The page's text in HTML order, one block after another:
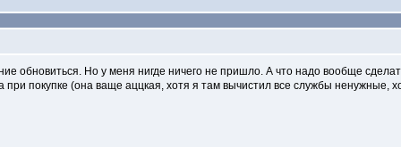
обновиться. Но у меня нигде ничего не пришло. А что надо вообще
покупке (она ваще аццкая, хотя я там вычистил все службы ненужные,